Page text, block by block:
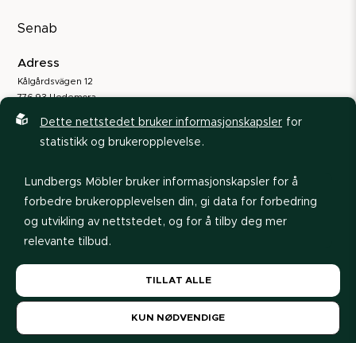
Senab
Adress
Kålgårdsvägen 12
776 93 Hedemora
Kontakt
08-586 350 00
Till hemsidan
Trollhättan
Dette nettstedet bruker informasjonskapsler for
statistikk og brukeropplevelse.
Lundbergs Möbler bruker informasjonskapsler for å
forbedre brukeropplevelsen din, gi data for forbedring
og utvikling av nettstedet, og for å tilby deg mer
relevante tilbud.
endre valget senere, kan du gjøre det nederst på
siden.
KUN NØDVENDIGE
TILLAT ALLE